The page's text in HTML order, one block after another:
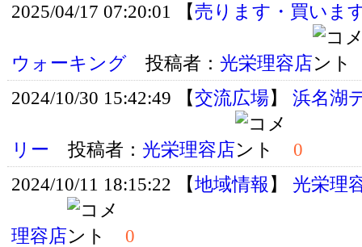
2025/04/17 07:20:01 【売ります・買いま
ウォーキング 投稿者： 光栄理容店
2024/10/30 15:42:49 【交流広場】 浜名湖
リー 投稿者： 光栄理容店
0
2024/10/11 18:15:22 【地域情報】 光栄理
理容店
0